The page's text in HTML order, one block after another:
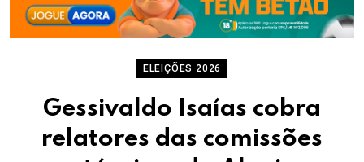
ELEIÇÕES 2026
Gessivaldo Isaías cobra
relatores das comissões